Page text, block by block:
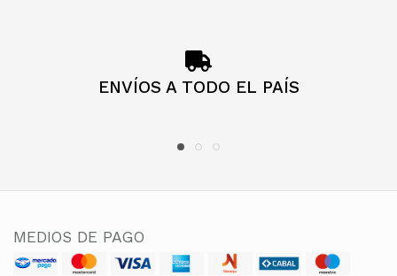
ENVÍOS A TODO EL PAÍS
MEDIOS DE PAGO